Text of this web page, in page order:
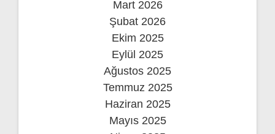
Mart 2026
Şubat 2026
Ekim 2025
Eylül 2025
Ağustos 2025
Temmuz 2025
Haziran 2025
Mayıs 2025